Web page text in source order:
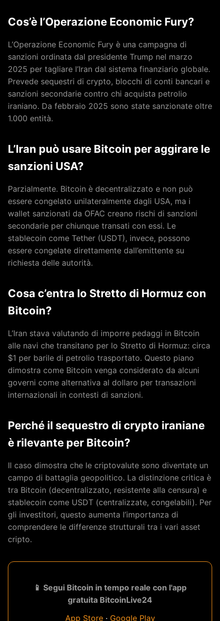
Cos’è l’Operazione Economic Fury?
L’Operazione Economic Fury è una campagna di
sanzioni ordinata dal presidente Trump nel marzo
2025 per tagliare l’Iran dal sistema finanziario globale.
Prevede sequestri di crypto, blocchi di conti bancari e
sanzioni secondarie contro chi acquista petrolio
iraniano. Da febbraio 2025 sono state sanzionate oltre
1.000 entità.
L’Iran può usare Bitcoin per aggirare le
sanzioni USA?
Parzialmente. Bitcoin è decentralizzato e non può
essere congelato unilateralmente dagli USA, ma i
wallet sanzionati da OFAC creano rischi di sanzioni
secondarie per chiunque transati con essi. Le
stablecoin come Tether (USDT), invece, possono
essere congelate direttamente dall’emittente su
richiesta delle autorità.
Cosa c’entra lo Stretto di Hormuz con
Bitcoin?
L’Iran stava valutando di imporre pedaggi in Bitcoin
alle navi che transitano per lo Stretto di Hormuz: circa
$1 per barile di petrolio trasportato. Questo piano
dimostra come Bitcoin venga considerato da alcuni
governi come alternativa al dollaro per transazioni
internazionali in contesti di sanzioni.
Perché il sequestro di crypto iraniane
è rilevante per Bitcoin?
Il caso dimostra che le criptovalute sono diventate un
campo di battaglia geopolitico. La distinzione critica è
tra Bitcoin (decentralizzato, resistente alla censura) e
stablecoin come USDT (centralizzate, congelabili). Per
gli investitori, questo aumenta l’importanza di
comprendere le differenze strutturali tra i vari asset
cripto.
📱 Segui Bitcoin in tempo reale con l'app
gratuita BitcoinLive24
App Store· Google Play